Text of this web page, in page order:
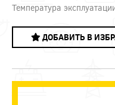
Температура
ДОБАВИТЬ В